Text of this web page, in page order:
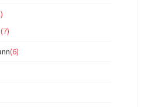
(7)
(6)